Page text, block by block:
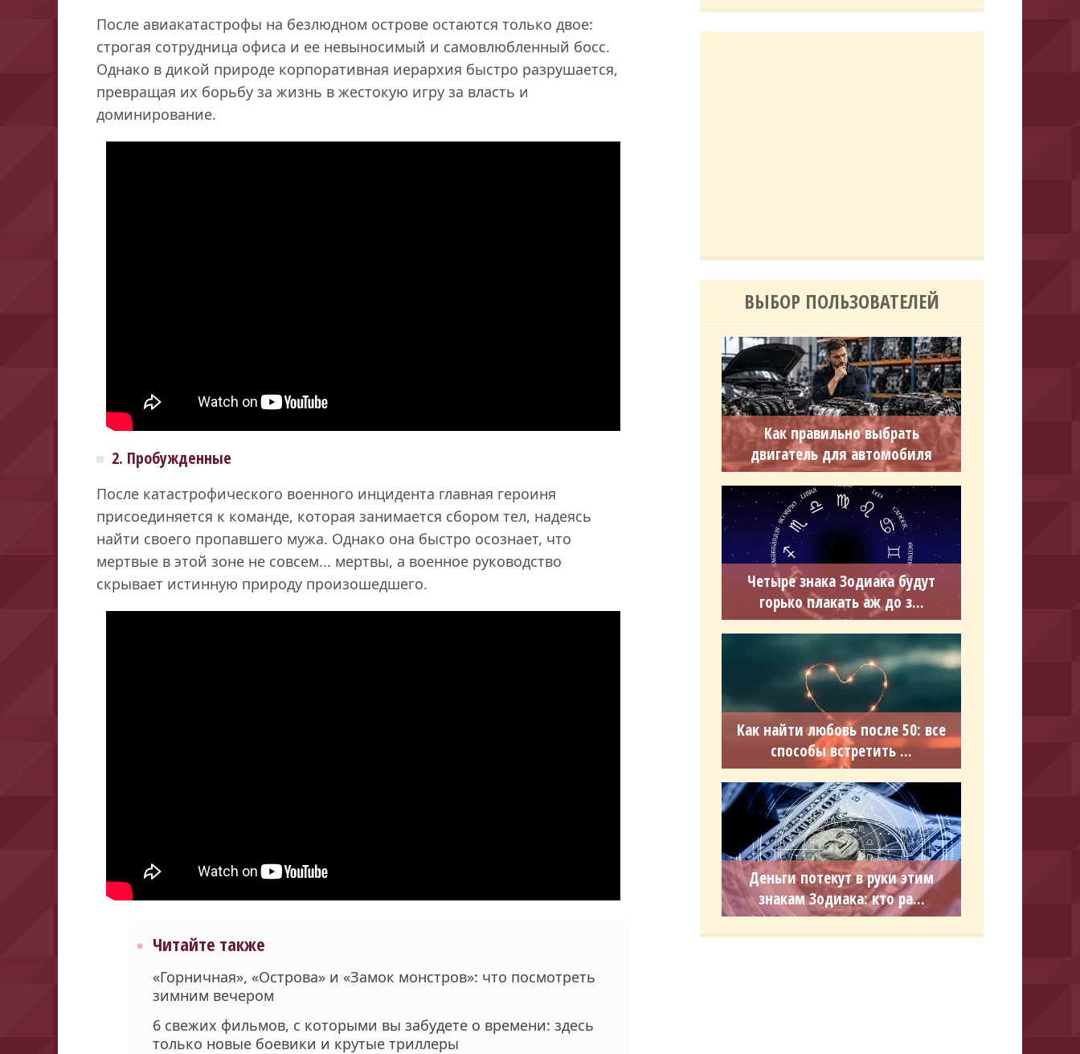
После авиакатастрофы на безлюдном острове остаются только двое:
строгая сотрудница офиса и ее невыносимый и самовлюбленный босс.
Однако в дикой природе корпоративная иерархия быстро разрушается,
превращая их борьбу за жизнь в жестокую игру за власть и
доминирование.
2. Пробужденные
После катастрофического военного инцидента главная героиня
присоединяется к команде, которая занимается сбором тел, надеясь
найти своего пропавшего мужа. Однако она быстро осознает, что
мертвые в этой зоне не совсем... мертвы, а военное руководство
скрывает истинную природу произошедшего.
Читайте также
«Горничная», «Острова» и «Замок монстров»: что посмотреть
зимним вечером
6 свежих фильмов, с которыми вы забудете о времени: здесь
только новые боевики и крутые триллеры
ВЫБОР ПОЛЬЗОВАТЕЛЕЙ
Как правильно выбрать
двигатель для автомобиля
Четыре знака Зодиака будут
горько плакать аж до з...
Как найти любовь после 50: все
способы встретить ...
Деньги потекут в руки этим
знакам Зодиака: кто ра...